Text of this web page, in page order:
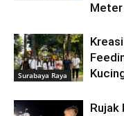
Surabaya Raya
Rujak